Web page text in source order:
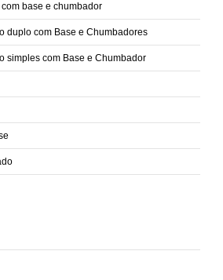
base e chumbador
duplo com Base e Chumbadores
simples com Base e Chumbador